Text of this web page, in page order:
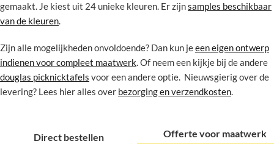
gemaakt. Je kiest uit 24 unieke kleuren. Er zijnsamples beschikbaar
van de kleuren.
Zijn alle mogelijkheden onvoldoende? Dan kun jeeen eigen ontwerp
indienen voor compleet maatwerk. Of neem een kijkje bij de andere
douglas picknicktafels voor een andere optie. Nieuwsgierig over de
levering? Lees hier alles over bezorging en verzendkosten.
Direct bestellen Offerte voor maatwerk